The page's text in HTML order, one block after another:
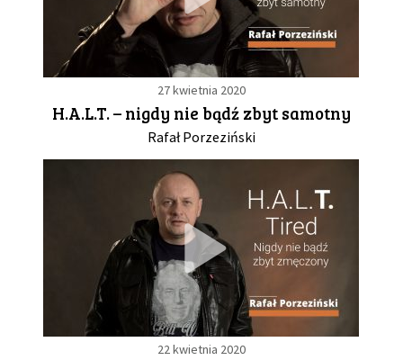
27 kwietnia 2020
H.A.L.T. – nigdy nie bądź zbyt samotny
Rafał Porzeziński
22 kwietnia 2020